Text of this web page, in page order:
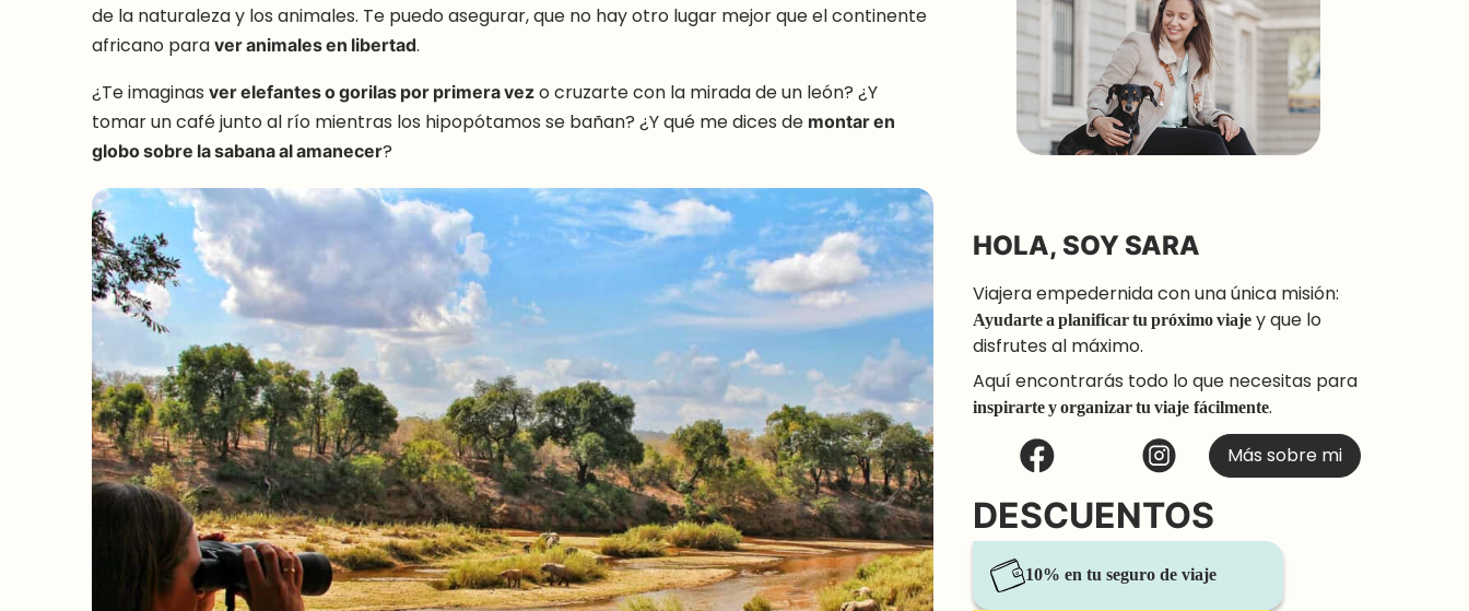
de la naturaleza y los animales. Te puedo asegurar, que no hay otro lugar mejor que el continente
africano paraver animales en libertad.
¿Te imaginas ver elefantes o gorilas por primera vezo cruzarte con la mirada de un león? ¿Y
tomar un café junto al río mientras los hipopótamos se bañan? ¿Y qué me dices de montar en
globo sobre la sabana al amanecer?
HOLA, SOY SARA
Viajera empedernida con una única misión:
Ayudarte a planificar tu próximo viajey que lo
disfrutes al máximo.
Aquí encontrarás todo lo que necesitas para
inspirarte y organizar tu viajefácilmente.
Más sobre mi
DESCUENTOS
10% en tu seguro de viaje